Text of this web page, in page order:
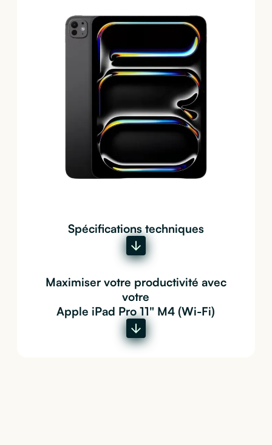
Spécifications techniques
Maximiser votre productivité avec
votre
Apple iPad Pro 11" M4 (Wi-Fi)